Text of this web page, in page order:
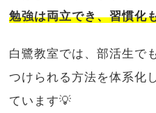
勉強は両立でき、習慣化
白鷺教室では、部活生で
つけられる方法を体系化
ています💡